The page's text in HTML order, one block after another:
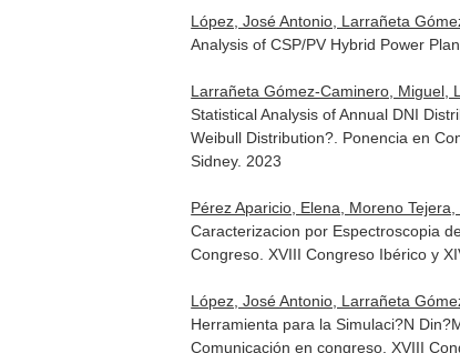
López, José Antonio, Larrañeta
Analysis of CSP/PV Hybrid Power
Larrañeta Gómez-Caminero, Miguel,
Statistical Analysis of Annual DNI
Weibull Distribution?. Ponencia en
Sidney. 2023
Pérez Aparicio, Elena, Moreno
Caracterizacion por Espectroscopia
Congreso. XVIII Congreso Ibérico y
López, José Antonio, Larrañeta
Herramienta para la Simulaci?N
Comunicación en congreso. XVIII